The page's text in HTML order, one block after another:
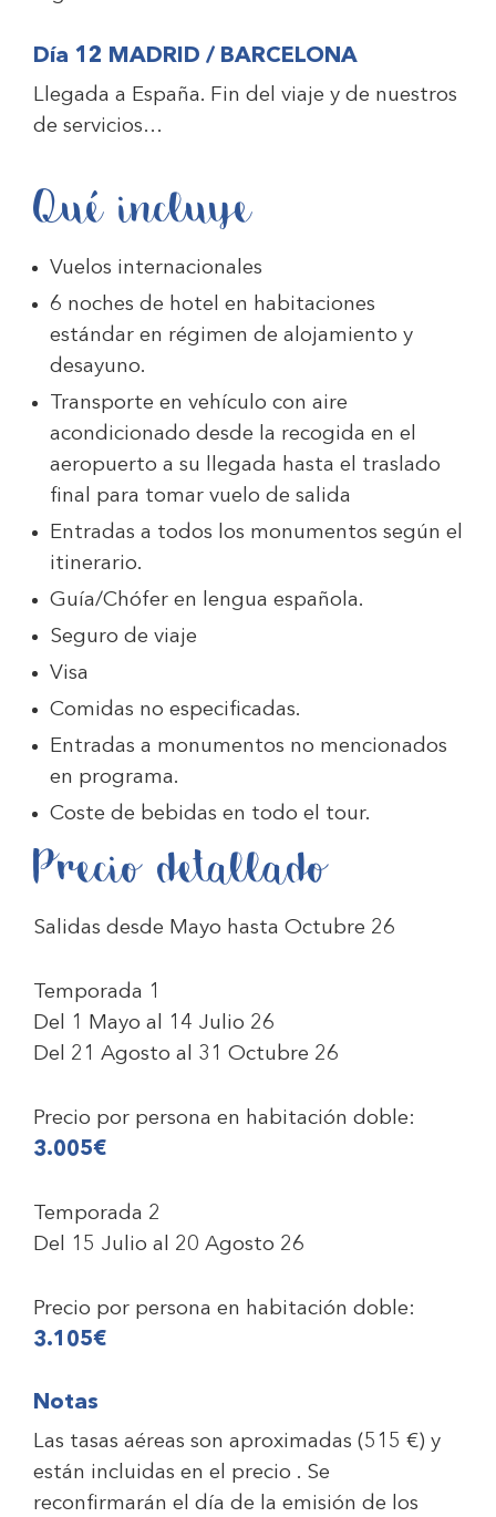
Día 12 MADRID / BARCELONA
Llegada a España. Fin del viaje y de nuestros
de servicios…
Qué incluye
Vuelos internacionales
6 noches de hotel en habitaciones
estándar en régimen de alojamiento y
desayuno.
Transporte en vehículo con aire
acondicionado desde la recogida en el
aeropuerto a su llegada hasta el traslado
final para tomar vuelo de salida
Entradas a todos los monumentos según el
itinerario.
Guía/Chófer en lengua española.
Seguro de viaje
Visa
Comidas no especificadas.
Entradas a monumentos no mencionados
en programa.
Coste de bebidas en todo el tour.
Precio detallado
Salidas desde Mayo hasta Octubre 26
Temporada 1
Del 1 Mayo al 14 Julio 26
Del 21 Agosto al 31 Octubre 26
Precio por persona en habitación doble:
3.005€
Temporada 2
Del 15 Julio al 20 Agosto 26
Precio por persona en habitación doble:
3.105€
Notas
Las tasas aéreas son aproximadas (515 €) y
están incluidas en el precio . Se
reconfirmarán el día de la emisión de los